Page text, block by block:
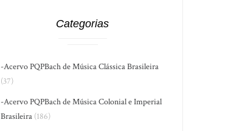
Categorias
-Acervo PQPBach de Música Clássica Brasileira
(37)
-Acervo PQPBach de Música Colonial e Imperial
Brasileira (186)